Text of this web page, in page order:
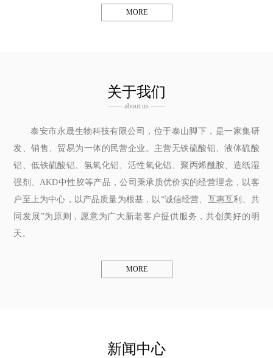
MORE
关于我们
—— about us ——
泰安市永晟生物科技有限公司，位于泰山脚下，是一家集研
发、销售、贸易为一体的民营企业。主营无铁硫酸铝、液体硫酸
铝、低铁硫酸铝、氢氧化铝、活性氧化铝、聚丙烯酰胺、造纸湿
强剂、AKD中性胶等产品，公司秉承质优价实的经营理念，以客
户至上为中心，以产品质量为根基，以“诚信经营、互惠互利、共
同发展”为原则，愿意为广大新老客户提供服务，共创美好的明
天。
MORE
新闻中心